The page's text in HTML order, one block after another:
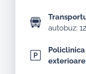
autobuz:
exterioare